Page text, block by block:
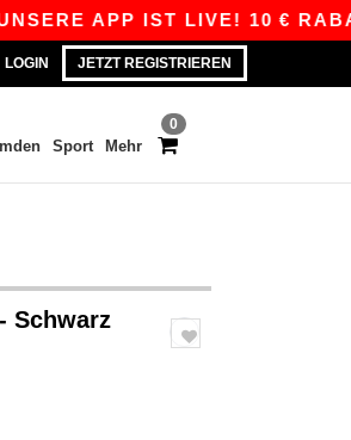
APP IST LIVE! 10 € RABATT
LOGIN JETZT REGISTRIEREN
0
Sport Mehr
- Schwarz